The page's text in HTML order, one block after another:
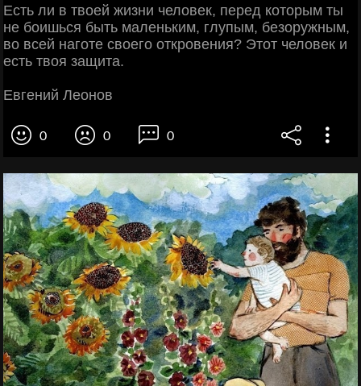
Есть ли в твоей жизни человек, перед которым ты
не боишься быть маленьким, глупым, безоружным,
во всей наготе своего откровения? Этот человек и
есть твоя защита.
Евгений Леонов
0 0 0